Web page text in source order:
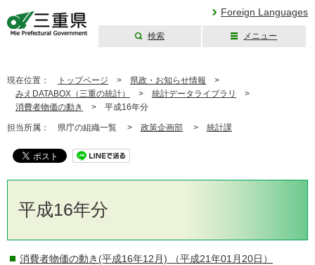
Foreign Languages
検索 メニュー
現在位置： トップページ > 県政・お知らせ情報 >
みえDATABOX（三重の統計）
> 統計データライブラリ
>
消費者物価の動き
> 平成16年分
担当所属： 県庁の組織一覧 > 政策企画部 > 統計課
平成16年分
消費者物価の動き(平成16年12月) （平成21年01月20日）